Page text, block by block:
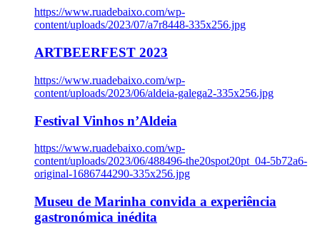
https://www.ruadebaixo.com/wp-
content/uploads/2023/07/a7r8448-335x256.jpg
ARTBEERFEST 2023
https://www.ruadebaixo.com/wp-
content/uploads/2023/06/aldeia-galega2-335x256.jpg
Festival Vinhos n’Aldeia
https://www.ruadebaixo.com/wp-
content/uploads/2023/06/488496-the20spot20pt_04-5b72a6-
original-1686744290-335x256.jpg
Museu de Marinha convida a experiência
gastronómica inédita